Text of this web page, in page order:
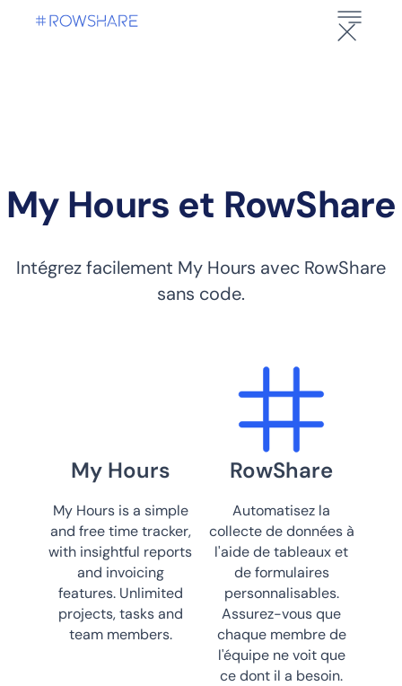
My Hours et RowShare
Intégrez facilement My Hours avec RowShare
sans code.
My Hours
My Hours is a simple
and free time tracker,
with insightful reports
and invoicing
features. Unlimited
projects, tasks and
team members.
RowShare
Automatisez la
collecte de données à
l'aide de tableaux et
de formulaires
personnalisables.
Assurez-vous que
chaque membre de
l'équipe ne voit que
ce dont il a besoin.